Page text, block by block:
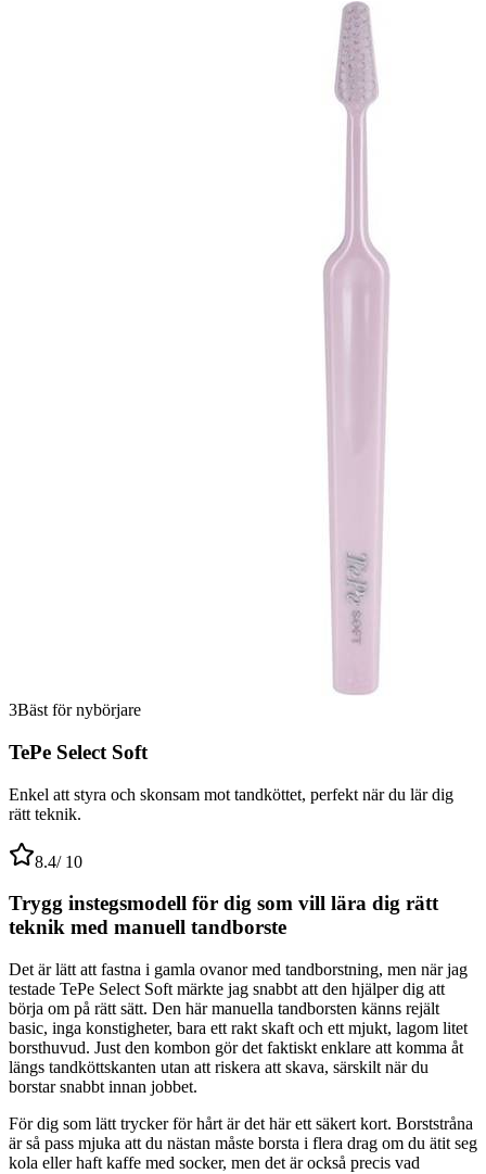
3Bäst för nybörjare
TePe Select Soft
Enkel att styra och skonsam mot tandköttet, perfekt när du lär dig
rätt teknik.
8.4/ 10
Trygg instegsmodell för dig som vill lära dig rätt
teknik med manuell tandborste
Det är lätt att fastna i gamla ovanor med tandborstning, men när jag
testade TePe Select Soft märkte jag snabbt att den hjälper dig att
börja om på rätt sätt. Den här manuella tandborsten känns rejält
basic, inga konstigheter, bara ett rakt skaft och ett mjukt, lagom litet
borsthuvud. Just den kombon gör det faktiskt enklare att komma åt
längs tandköttskanten utan att riskera att skava, särskilt när du
borstar snabbt innan jobbet.
För dig som lätt trycker för hårt är det här ett säkert kort. Borststråna
är så pass mjuka att du nästan måste borsta i flera drag om du ätit seg
kola eller haft kaffe med socker, men det är också precis vad